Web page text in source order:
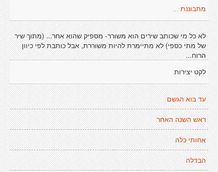
מתבוננת ...
לא כל מי שכותב שירים הוא משורר- מספיק שהוא אחר... (מתוך שיר
של מתי כספי) לא מתיימרת להיות משוררת, אבל כותבת לפי כיוון
הרוח...
לקט יצירות
עד בוא הגשם
ראש השנה האחר
אחותי כלה
הבדלה